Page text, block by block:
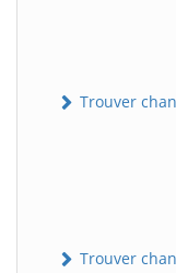
Trouver
Trouver